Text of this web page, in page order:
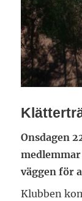
Onsdagen
väggen för
Klubben